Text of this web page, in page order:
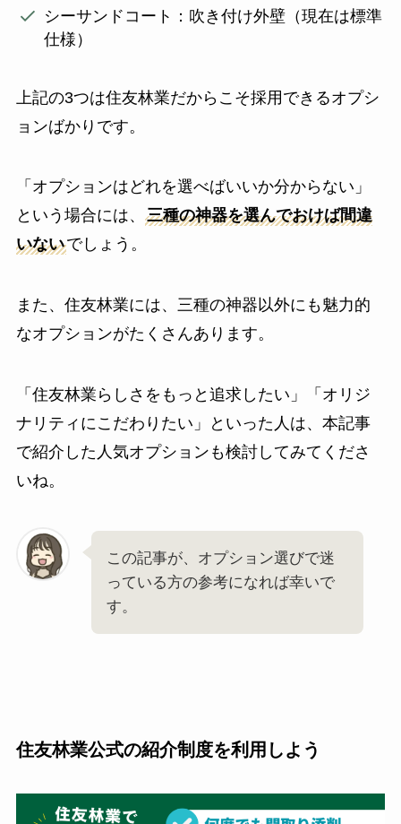
シーサンドコート：吹き付け外壁（現在は標準
仕様）
上記の3つは住友林業だからこそ採用できるオプシ
ョンばかりです。
「オプションはどれを選べばいいか分からない」
という場合には、 三種の神器を選んでおけば間違
いないでしょう。
また、住友林業には、三種の神器以外にも魅力的
なオプションがたくさんあります。
「住友林業らしさをもっと追求したい」「オリジ
ナリティにこだわりたい」といった人は、本記事
で紹介した人気オプションも検討してみてくださ
いね。
この記事が、オプション選びで迷
っている方の参考になれば幸いで
す。
住友林業公式の紹介制度を利用しよう